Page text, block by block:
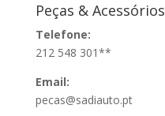
Peças & Acessórios
Telefone:
212 548 301**
Email:
pecas@sadiauto.pt